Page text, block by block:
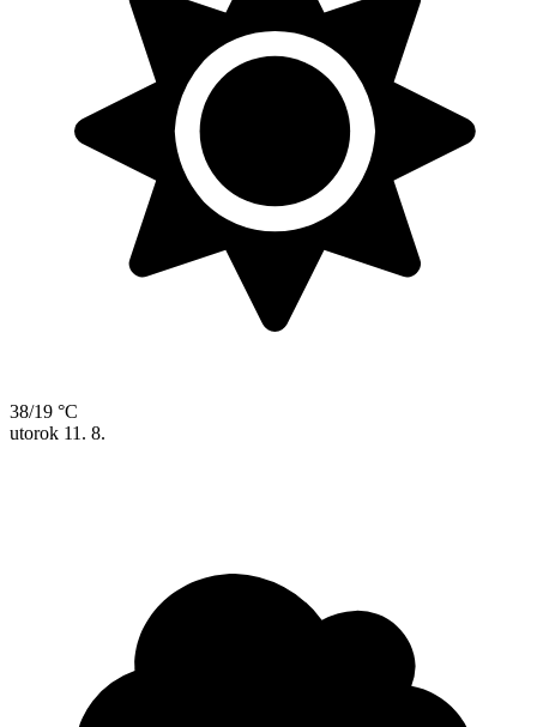
38/19 °C
utorok 11. 8.